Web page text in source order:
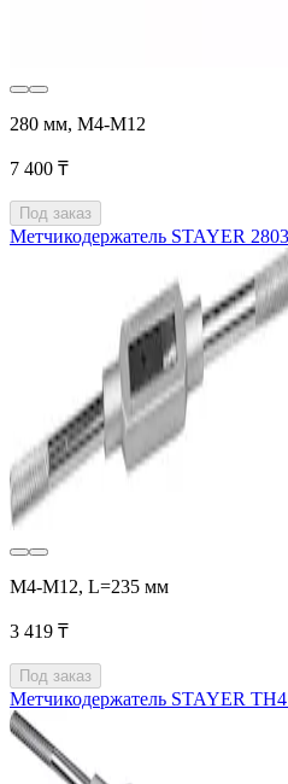
280 мм, M4-M12
7 400 ₸
Под заказ
Метчикодержатель STAYER
М4-М12, L=235 мм
3 419 ₸
Под заказ
Метчикодержатель STAYER TH4